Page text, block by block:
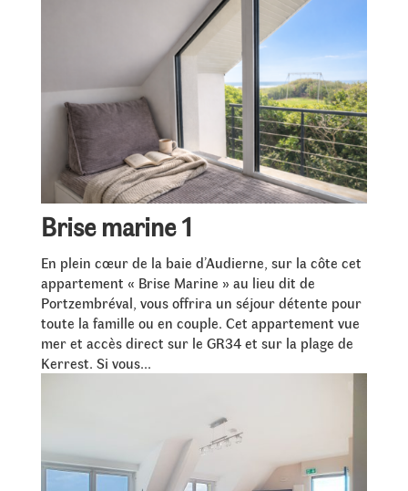
Brise marine 1
En plein cœur de la baie d’Audierne, sur la côte cet
appartement « Brise Marine » au lieu dit de
Portzembréval, vous offrira un séjour détente pour
toute la famille ou en couple. Cet appartement vue
mer et accès direct sur le GR34 et sur la plage de
Kerrest. Si vous...